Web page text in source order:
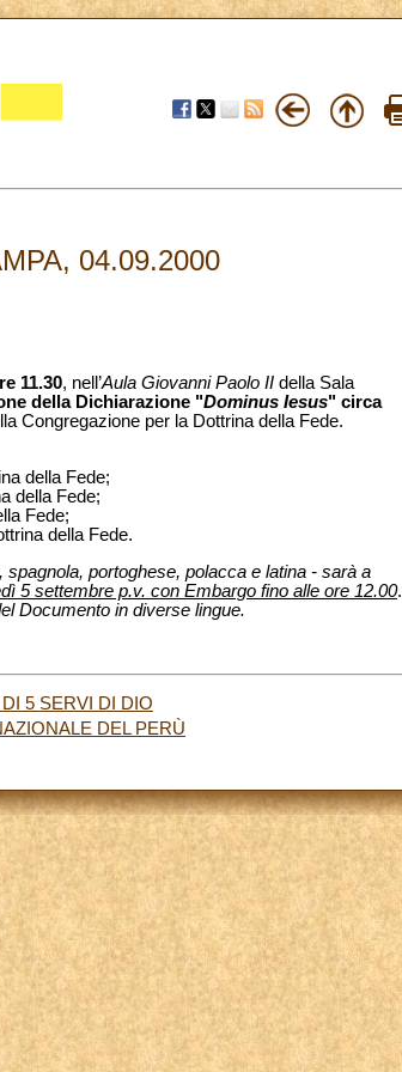
04.09.2000
11.30, nell’Aula Giovanni Paolo II della Sala
della Dichiarazione "Dominus Iesus" circa
Congregazione per la Dottrina della Fede.
della Fede;
della Fede;
Fede;
della Fede.
portoghese, polacca e latina - sarà a
5 settembre p.v. con Embargo fino alle ore 12.00.
Documento in diverse lingue.
5 SERVI DI DIO
DEL PERÙ